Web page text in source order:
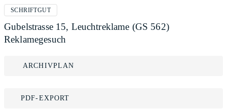
SCHRIFTGUT
Gubelstrasse 15, Leuchtreklame (GS 562)
Reklamegesuch
ARCHIVPLAN
PDF-EXPORT